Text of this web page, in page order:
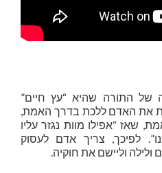
של התורה שהיא “עץ חיים”
את האדם ללכת בדרך האמת,
שאז “אפילו מוות נגזר עליו
לפיכך, צריך אדם לעסוק
ולילה וליישם את חוקיה.